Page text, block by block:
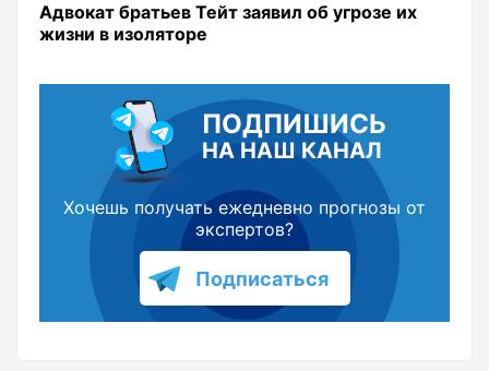
Адвокат братьев Тейт заявил об угрозе их
жизни в изоляторе
ПОДПИШИСЬ
НА НАШ КАНАЛ
Хочешь получать ежедневно прогнозы от
экспертов?
Подписаться